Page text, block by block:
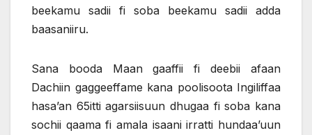
beekamu sadii fi soba beekamu sadii adda
baasaniiru.
Sana booda Maan gaaffii fi deebii afaan
Dachiin gaggeeffame kana poolisoota Ingiliffaa
hasa’an 65itti agarsiisuun dhugaa fi soba kana
sochii qaama fi amala isaani irratti hundaa’uun